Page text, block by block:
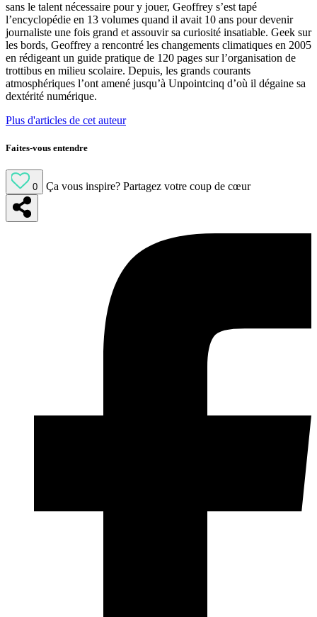
sans le talent nécessaire pour y jouer, Geoffrey s’est tapé
l’encyclopédie en 13 volumes quand il avait 10 ans pour devenir
journaliste une fois grand et assouvir sa curiosité insatiable. Geek sur
les bords, Geoffrey a rencontré les changements climatiques en 2005
en rédigeant un guide pratique de 120 pages sur l’organisation de
trottibus en milieu scolaire. Depuis, les grands courants
atmosphériques l’ont amené jusqu’à Unpointcinq d’où il dégaine sa
dextérité numérique.
Plus d'articles de cet auteur
Faites-vous entendre
0 Ça vous inspire? Partagez votre coup de cœur